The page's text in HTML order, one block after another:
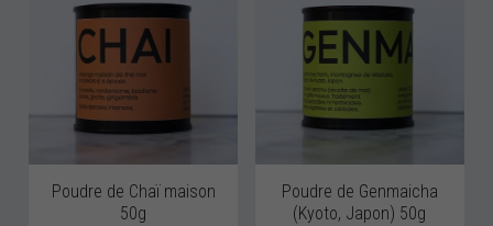
Poudre de Chaï maison
50g
Poudre de Genmaicha
(Kyoto, Japon) 50g